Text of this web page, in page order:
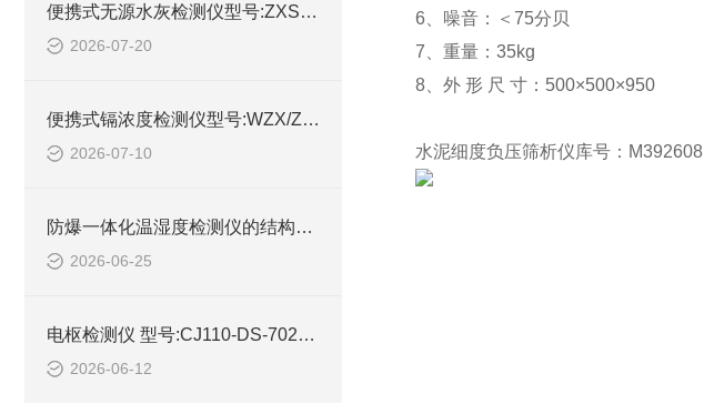
便携式无源水灰检测仪型号:ZXSHY-3000WY库号：M414645的技术指标
2026-07-20
便携式镉浓度检测仪型号:WZX/ZXGND-5B库号：M414596的技术介绍
2026-07-10
防爆一体化温湿度检测仪的结构设计
2026-06-25
电枢检测仪 型号:CJ110-DS-702C库号：M362996的简单介绍
2026-06-12
6、噪音：＜75分贝
7、重量：35kg
8、外 形 尺 寸：500×500×950
水泥细度负压筛析仪库号：M392608